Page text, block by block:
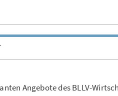
Angebote des BLLV-